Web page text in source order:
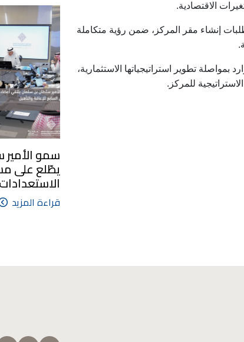
الاقتصادية.
إنشاء مقر المركز، ضمن رؤية متكاملة
.
بمواصلة تطوير استراتيجياتها الاستثمارية،
للمركز.
سمو
يطّلع على
قراءة المزيد